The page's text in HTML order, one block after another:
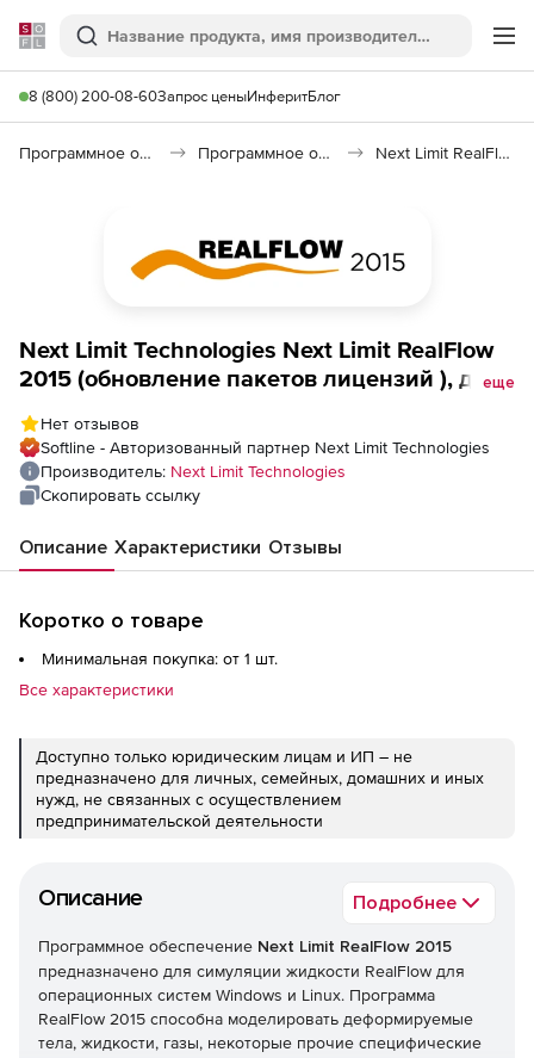
Softline
Поиск
8 (800) 200-08-60Запрос ценыИнферитБлог
Программное обеспечение для графики и дизайна Программное обеспечение для 3D графики Next Limit RealFlow 2015
Next Limit Technologies Next Limit RealFlow
2015 (обновление пакетов лицензий ), дляеще
Нет отзывов
Softline - Авторизованный партнер Next Limit Technologies
Производитель: Next Limit Technologies
Скопировать ссылку
Описание Характеристики Отзывы
Коротко о товаре
Минимальная покупка: от 1 шт.
Все характеристики
Доступно только юридическим лицам и ИП – не
предназначено для личных, семейных, домашних и иных
нужд, не связанных с осуществлением
предпринимательской деятельности
Описание Подробнее
Программное обеспечение Next Limit RealFlow 2015
предназначено для симуляции жидкости RealFlow для
операционных систем Windows и Linux. Программа
RealFlow 2015 способна моделировать деформируемые
тела, жидкости, газы, некоторые прочие специфические